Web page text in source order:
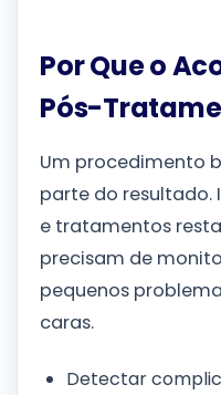
Por Que o
Pós-
Um procedimento
parte do resultado.
e tratamentos
precisam de
pequenos
caras.
Detectar